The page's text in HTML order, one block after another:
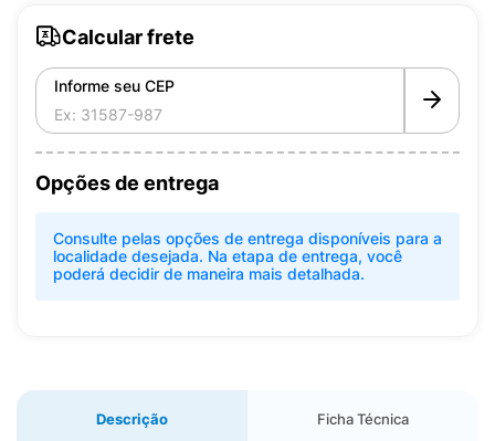
Calcular frete
Informe seu CEP
Opções de entrega
Consulte pelas opções de entrega disponíveis para a
localidade desejada. Na etapa de entrega, você
poderá decidir de maneira mais detalhada.
Descrição Ficha Técnica